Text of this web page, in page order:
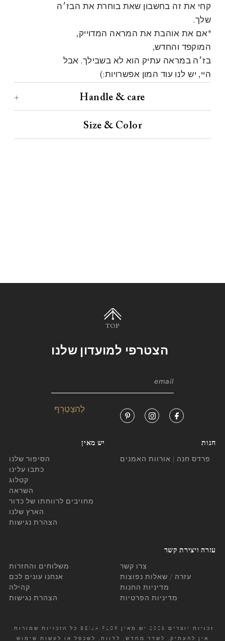
קחי את זה בחשבון שאת בוחרת את הבז׳ה
שלך.
*אם את אוהבת את המראה המדוייק,
המוקפד והחדש,
בז׳ה במראה עתיק הוא לא בשבילך. אבל
היי, יש לנו עוד המון אפשרויות:)
Handle & care
Size & Color
TOP
הצטרפי למועדון שלנו
חנות
פרדס חנה | אורוות האמנים
יש מאין
הסיפור שלנו
כתבו עלינו
קטלוג
השראה
מחויבים לרווחתו של כדור
הארץ שלנו
הצהרת נגישות
עזרה ויצירת קשר
צרו קשר
עזרה / שאלות נפוצות
מדיניות החנות
מדיניות הפרטיות
משלוחים והחזרות
אנחנו עונים לכם
קהילה
הצהרת נגישות
זכויות יוצרים 2026 יש מאין BEIJA FLOR כל הזכויות שמורות.
אין להעתיק, לשדר מחדש, לדווח, לשכפל או לעשות שימוש